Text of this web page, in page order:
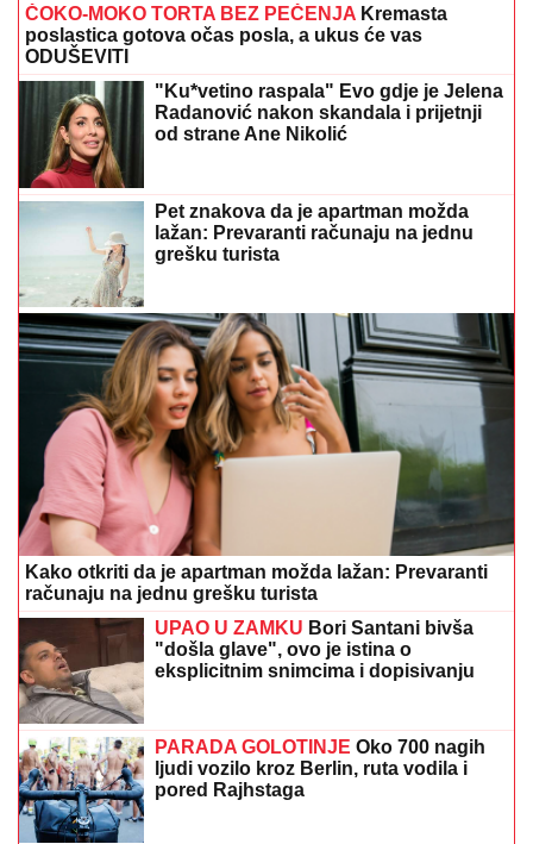
ČOKO-MOKO TORTA BEZ PEČENJA Kremasta
poslastica gotova očas posla, a ukus će vas
ODUŠEVITI
"Ku*vetino raspala" Evo gdje je Jelena
Radanović nakon skandala i prijetnji
od strane Ane Nikolić
Pet znakova da je apartman možda
lažan: Prevaranti računaju na jednu
grešku turista
Kako otkriti da je apartman možda lažan: Prevaranti
računaju na jednu grešku turista
UPAO U ZAMKU Bori Santani bivša
"došla glave", ovo je istina o
eksplicitnim snimcima i dopisivanju
PARADA GOLOTINJE Oko 700 nagih
ljudi vozilo kroz Berlin, ruta vodila i
pored Rajhstaga